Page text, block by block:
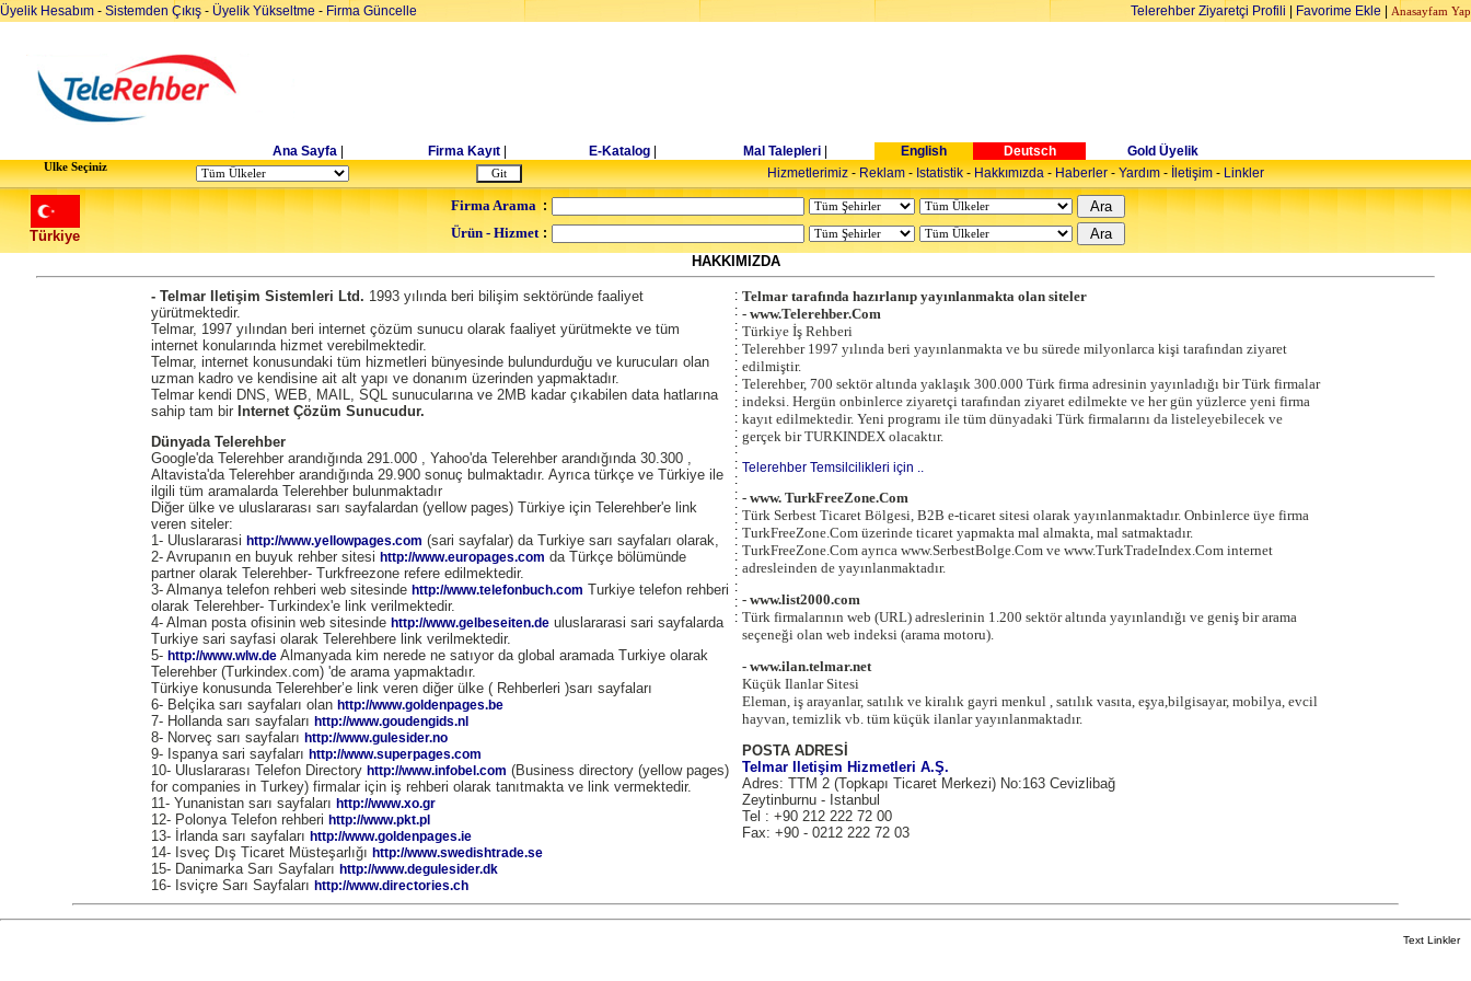
Üyelik Hesabım - Sistemden Çıkış - Üyelik Yükseltme - Firma Güncelle Telerehber Ziyaretçi Profili Favorime Ekle Anasayfam Yap
Ana Sayfa Firma Kayıt E-Katalog Mal Talepleri| English Deutsch Gold Üyelik
Ulke Seçiniz Hizmetlerimiz-Reklam-Istatistik-Hakkımızda-Haberler-Yardım-İletişim-Linkler
Türkiye
Firma Arama :
Ürün - Hizmet :
HAKKIMIZDA
- Telmar Iletişim Sistemleri Ltd. 1993 yılında beri bilişim sektöründe faaliyet
yürütmektedir.
Telmar, 1997 yılından beri internet çözüm sunucu olarak faaliyet yürütmekte ve tüm
internet konularında hizmet verebilmektedir.
Telmar, internet konusundaki tüm hizmetleri bünyesinde bulundurduğu ve kurucuları olan
uzman kadro ve kendisine ait alt yapı ve donanım üzerinden yapmaktadır.
Telmar kendi DNS, WEB, MAIL, SQL sunucularına ve 2MB kadar çıkabilen data hatlarına
sahip tam birInternet Çözüm Sunucudur.
Dünyada Telerehber
Google'da Telerehber arandığında 291.000 , Yahoo'da Telerehber arandığında 30.300 ,
Altavista'da Telerehber arandığında 29.900 sonuç bulmaktadır. Ayrıca türkçe ve Türkiye ile
ilgili tüm aramalarda Telerehber bulunmaktadır
Diğer ülke ve uluslararası sarı sayfalardan (yellow pages) Türkiye için Telerehber'e link
veren siteler:
1- Uluslararasi http://www.yellowpages.com (sari sayfalar) da Turkiye sarı sayfaları olarak,
2- Avrupanın en buyuk rehber sitesi http://www.europages.com da Türkçe bölümünde
partner olarak Telerehber- Turkfreezone refere edilmektedir.
3- Almanya telefon rehberi web sitesinde http://www.telefonbuch.com Turkiye telefon rehberi
olarak Telerehber- Turkindex'e link verilmektedir.
4- Alman posta ofisinin web sitesinde http://www.gelbeseiten.deuluslararasi sari sayfalarda
Turkiye sari sayfasi olarak Telerehbere link verilmektedir.
5- http://www.wlw.deAlmanyada kim nerede ne satıyor da global aramada Turkiye olarak
Telerehber (Turkindex.com) 'de arama yapmaktadır.
Türkiye konusunda Telerehber’e link veren diğer ülke ( Rehberleri )sarı sayfaları
6- Belçika sarı sayfaları olan http://www.goldenpages.be
7- Hollanda sarı sayfaları http://www.goudengids.nl
8- Norveç sarı sayfaları http://www.gulesider.no
9- Ispanya sari sayfaları http://www.superpages.com
10- Uluslararası Telefon Directory http://www.infobel.com (Business directory (yellow pages)
for companies in Turkey) firmalar için iş rehberi olarak tanıtmakta ve link vermektedir.
11- Yunanistan sarı sayfaları http://www.xo.gr
12- Polonya Telefon rehberi http://www.pkt.pl
13- İrlanda sarı sayfaları http://www.goldenpages.ie
14- Isveç Dış Ticaret Müsteşarlığı http://www.swedishtrade.se
15- Danimarka Sarı Sayfaları http://www.degulesider.dk
16- Isviçre Sarı Sayfaları http://www.directories.ch
:
:
:
:
:
:
:
:
:
:
:
:
:
:
:
:
:
:
:
:
:
:
Telmar tarafında hazırlanıp yayınlanmakta olan siteler
- www.Telerehber.Com
Türkiye İş Rehberi
Telerehber 1997 yılında beri yayınlanmakta ve bu sürede milyonlarca kişi tarafından ziyaret
edilmiştir.
Telerehber, 700 sektör altında yaklaşık 300.000 Türk firma adresinin yayınladığı bir Türk firmalar
indeksi. Hergün onbinlerce ziyaretçi tarafından ziyaret edilmekte ve her gün yüzlerce yeni firma
kayıt edilmektedir. Yeni programı ile tüm dünyadaki Türk firmalarını da listeleyebilecek ve
gerçek bir TURKINDEX olacaktır.
Telerehber Temsilcilikleri için ..
- www. TurkFreeZone.Com
Türk Serbest Ticaret Bölgesi, B2B e-ticaret sitesi olarak yayınlanmaktadır. Onbinlerce üye firma
TurkFreeZone.Com üzerinde ticaret yapmakta mal almakta, mal satmaktadır.
TurkFreeZone.Com ayrıca www.SerbestBolge.Com ve www.TurkTradeIndex.Com internet
adresleinden de yayınlanmaktadır.
- www.list2000.com
Türk firmalarının web (URL) adreslerinin 1.200 sektör altında yayınlandığı ve geniş bir arama
seçeneği olan web indeksi (arama motoru).
- www.ilan.telmar.net
Küçük Ilanlar Sitesi
Eleman, iş arayanlar, satılık ve kiralık gayri menkul , satılık vasıta, eşya,bilgisayar, mobilya, evcil
hayvan, temizlik vb. tüm küçük ilanlar yayınlanmaktadır.
POSTA ADRESİ
Telmar Iletişim Hizmetleri A.Ş.
Adres: TTM 2 (Topkapı Ticaret Merkezi) No:163 Cevizlibağ
Zeytinburnu - Istanbul
Tel : +90 212 222 72 00
Fax: +90 - 0212 222 72 03
Text Linkler